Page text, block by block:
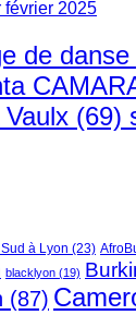
de
(69)
à Lyon (23)
blacklyon (19)
(87)